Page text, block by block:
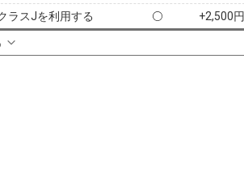
ラスJを利用する +2,500円